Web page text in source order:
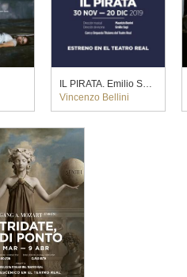
IL PIRATA. Emilio Sagi (2019)
Vincenzo Bellini